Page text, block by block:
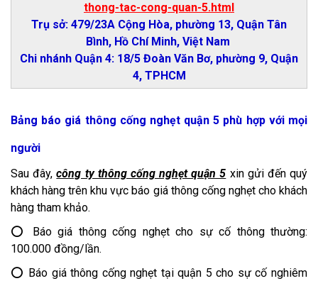
thong-tac-cong-quan-5.html
Trụ sở: 479/23A Cộng Hòa, phường 13, Quận Tân
Bình, Hồ Chí Minh, Việt Nam
Chi nhánh Quận 4: 18/5 Đoàn Văn Bơ, phường 9, Quận
4, TPHCM
Bảng báo giá thông cống nghẹt quận 5 phù hợp với mọi
người
Sau đây,công ty thông cống nghẹt quận 5 xin gửi đến quý
khách hàng trên khu vực báo giá thông cống nghẹt cho khách
hàng tham khảo.
⭕ Báo giá thông cống nghẹt cho sự cố thông thường:
100.000 đồng/lần.
⭕ Báo giá thông cống nghẹt tại quận 5 cho sự cố nghiêm